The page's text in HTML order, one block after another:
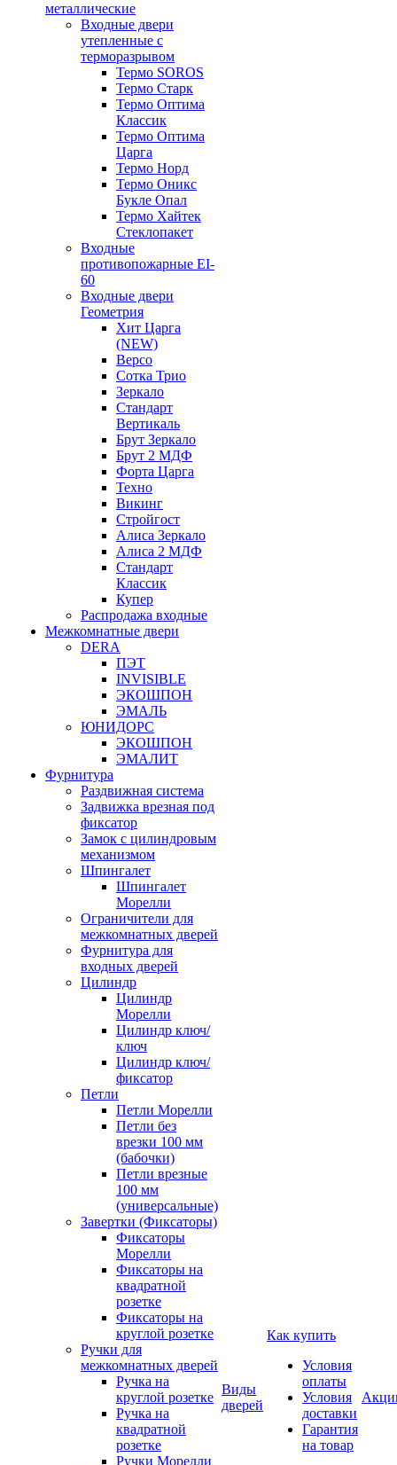
металлические
Входные двери
утепленные с
терморазрывом
Термо SOROS
Термо Старк
Термо Оптима
Классик
Термо Оптима
Царга
Термо Норд
Термо Оникс
Букле Опал
Термо Хайтек
Стеклопакет
Входные
противопожарные EI-
60
Входные двери
Геометрия
Хит Царга
(NEW)
Версо
Сотка Трио
Зеркало
Стандарт
Вертикаль
Брут Зеркало
Брут 2 МДФ
Форта Царга
Техно
Викинг
Стройгост
Алиса Зеркало
Алиса 2 МДФ
Стандарт
Классик
Купер
Распродажа входные
Межкомнатные двери
DERA
ПЭТ
INVISIBLE
ЭКОШПОН
ЭМАЛЬ
ЮНИДОРС
ЭКОШПОН
ЭМАЛИТ
Фурнитура
Раздвижная система
Задвижка врезная под
фиксатор
Замок с цилиндровым
механизмом
Шпингалет
Шпингалет
Морелли
Ограничители для
межкомнатных дверей
Фурнитура для
входных дверей
Цилиндр
Цилиндр
Морелли
Цилиндр ключ/
ключ
Цилиндр ключ/
фиксатор
Петли
Петли Морелли
Петли без
врезки 100 мм
(бабочки)
Петли врезные
100 мм
(универсальные)
Завертки (Фиксаторы)
Фиксаторы
Морелли
Фиксаторы на
квадратной
розетке
Фиксаторы на
круглой розетке
Ручки для
межкомнатных дверей
Ручка на
круглой розетке
Ручка на
квадратной
розетке
Ручки Морелли
Виды
дверей
Как купить
Условия
оплаты
Условия
доставки
Гарантия
на товар